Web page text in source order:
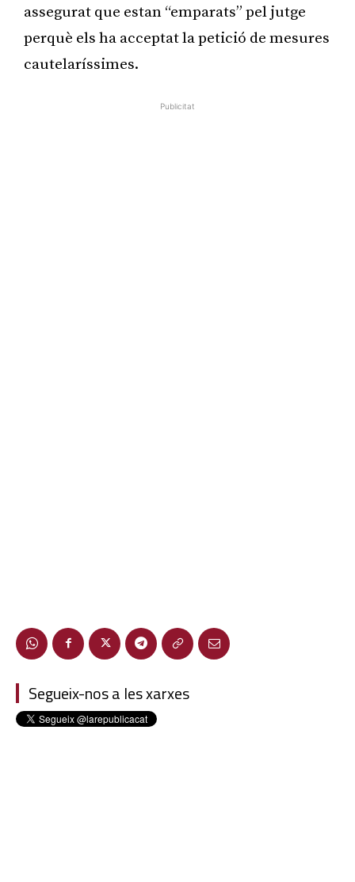
assegurat que estan “emparats” pel jutge
perquè els ha acceptat la petició de mesures
cautelaríssimes.
Publicitat
Segueix-nos a les xarxes